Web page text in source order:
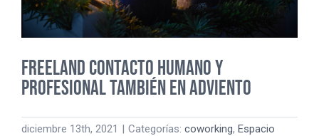
Freeland contacto humano y
profesional también en Adviento
diciembre 13th, 2021 | Categorías: coworking, Espacio